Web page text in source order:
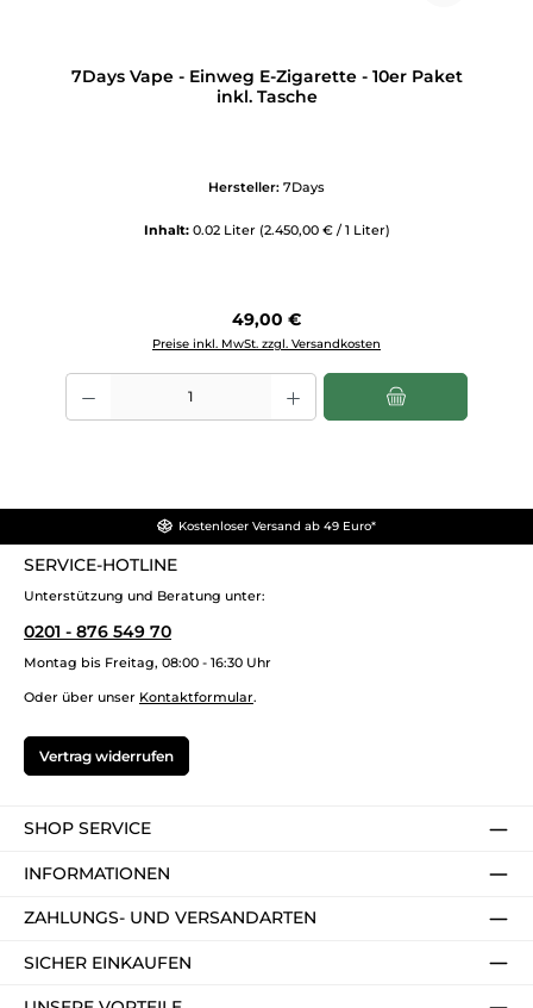
7Days Vape - Einweg E-Zigarette - 10er Paket
inkl. Tasche
Hersteller: 7Days
Inhalt: 0.02 Liter (2.450,00 € / 1 Liter)
Regulärer Preis:
49,00 €
Preise inkl. MwSt. zzgl. Versandkosten
Produkt Anzahl: Gib den gewünschten Wert ein oder benutze die
Kostenloser Versand ab 49 Euro*
SERVICE-HOTLINE
Unterstützung und Beratung unter:
0201 - 876 549 70
Montag bis Freitag, 08:00 - 16:30 Uhr
Oder über unser Kontaktformular.
Vertrag widerrufen
SHOP SERVICE
INFORMATIONEN
ZAHLUNGS- UND VERSANDARTEN
SICHER EINKAUFEN